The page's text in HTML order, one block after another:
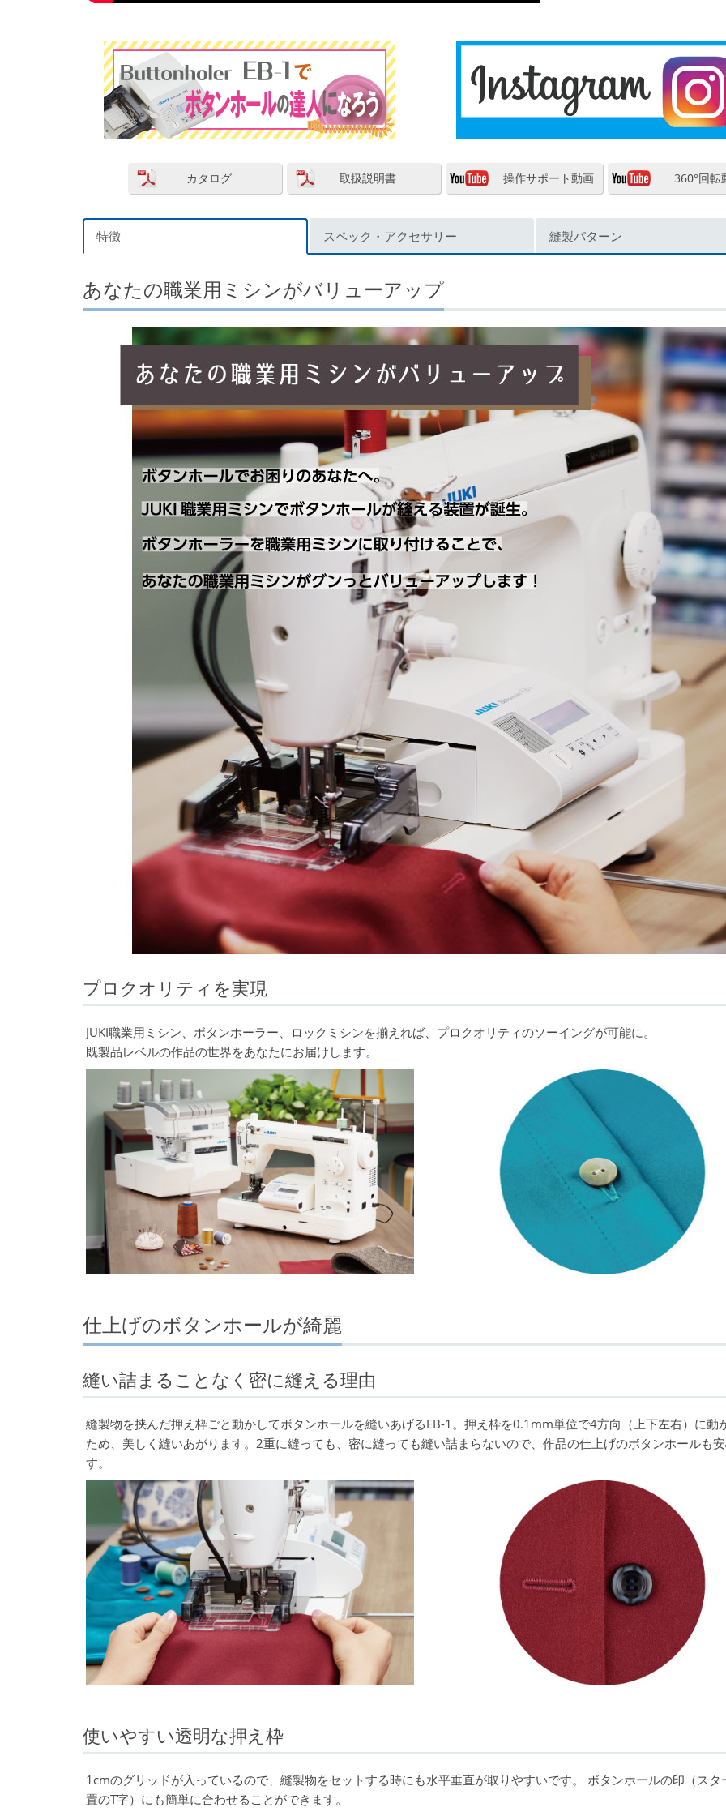
360°回転
操作サポート動画
取扱説明書
カタログ
特徴 スペック・アクセサリー 縫製パターン
あなたの職業用ミシンがバリューアップ
プロクオリティを実現
JUKI職業用ミシン、ボタンホーラー、ロックミシンを揃えれば、プロクオリティのソーイングが可能に。
既製品レベルの作品の世界をあなたにお届けします。
仕上げのボタンホールが綺麗
縫い詰まることなく密に縫える理由
縫製物を挟んだ押え枠ごと動かしてボタンホールを縫いあげるEB-1。押え枠を0.1mm単位で4方向（上下左右）に動
ため、美しく縫いあがります。2重に縫っても、密に縫っても縫い詰まらないので、作品の仕上げのボタンホールも
す。
使いやすい透明な押え枠
1cmのグリッドが入っているので、縫製物をセットする時にも水平垂直が取りやすいです。 ボタンホールの印（スタ
置のT字）にも簡単に合わせることができます。